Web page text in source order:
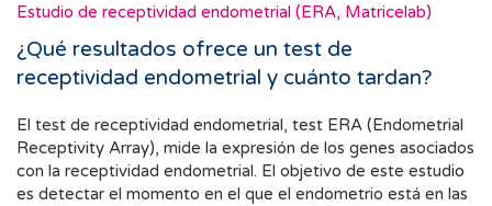
Estudio de receptividad endometrial (ERA, Matricelab)
¿Qué resultados ofrece un test de
receptividad endometrial y cuánto tardan?
El test de receptividad endometrial, test ERA (Endometrial
Receptivity Array), mide la expresión de los genes asociados
con la receptividad endometrial. El objetivo de este estudio
es detectar el momento en el que el endometrio está en las